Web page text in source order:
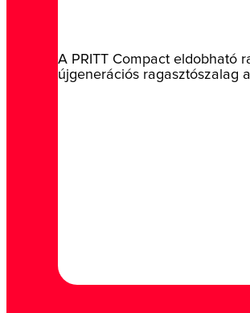
A PRITT Compact eldobható
újgenerációs ragasztószalag